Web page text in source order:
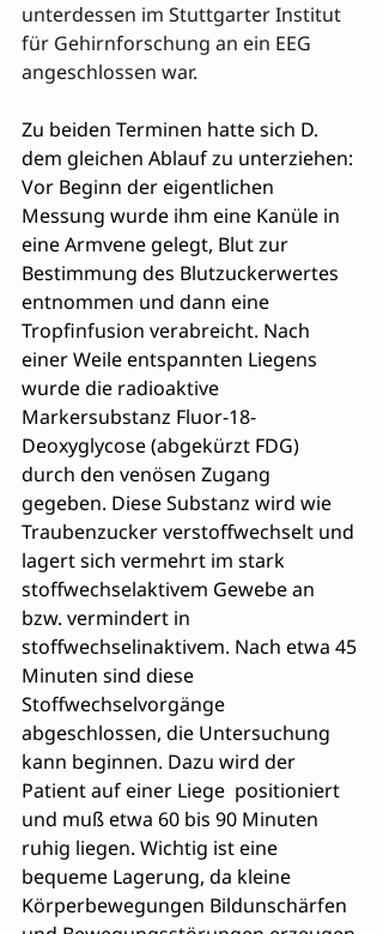
unterdessen im Stuttgarter Institut
für Gehirnforschung an ein EEG
angeschlossen war.
Zu beiden Terminen hatte sich D.
dem gleichen Ablauf zu unterziehen:
Vor Beginn der eigentlichen
Messung wurde ihm eine Kanüle in
eine Armvene gelegt, Blut zur
Bestimmung des Blutzuckerwertes
entnommen und dann eine
Tropfinfusion verabreicht. Nach
einer Weile entspannten Liegens
wurde die radioaktive
Markersubstanz Fluor-18-
Deoxyglycose (abgekürzt FDG)
durch den venösen Zugang
gegeben. Diese Substanz wird wie
Traubenzucker verstoffwechselt und
lagert sich vermehrt im stark
stoffwechselaktivem Gewebe an
bzw. vermindert in
stoffwechselinaktivem. Nach etwa 45
Minuten sind diese
Stoffwechselvorgänge
abgeschlossen, die Untersuchung
kann beginnen. Dazu wird der
Patient auf einer Liege  positioniert
und muß etwa 60 bis 90 Minuten
ruhig liegen. Wichtig ist eine
bequeme Lagerung, da kleine
Körperbewegungen Bildunschärfen